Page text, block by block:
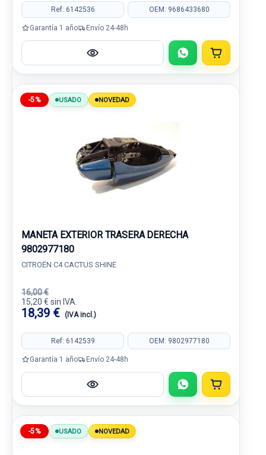
Ref: 6142536 OEM: 9686433680
Garantía 1 año Envío 24-48h
-5% USADO NOVEDAD
MANETA EXTERIOR TRASERA DERECHA
9802977180
CITROËN C4 CACTUS SHINE
16,00 €
15,20 € sin IVA.
18,39 € (IVA incl.)
Ref: 6142539 OEM: 9802977180
Garantía 1 año Envío 24-48h
-5% USADO NOVEDAD